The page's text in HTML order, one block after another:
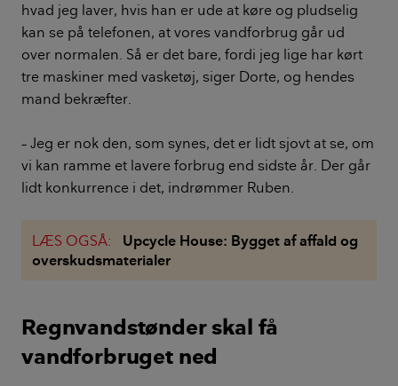
hvad jeg laver, hvis han er ude at køre og pludselig
kan se på telefonen, at vores vandforbrug går ud
over normalen. Så er det bare, fordi jeg lige har kørt
tre maskiner med vasketøj, siger Dorte, og hendes
mand bekræfter.
– Jeg er nok den, som synes, det er lidt sjovt at se, om
vi kan ramme et lavere forbrug end sidste år. Der går
lidt konkurrence i det, indrømmer Ruben.
LÆS OGSÅ:
Upcycle House: Bygget af affald og
overskudsmaterialer
Regnvandstønder skal få
vandforbruget ned